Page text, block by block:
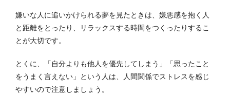
嫌いな人に追いかけられる夢を見たときは、嫌悪感を抱く人
と距離をとったり、リラックスする時間をつくったりするこ
とが大切です。
とくに、「自分よりも他人を優先してしまう」「思ったこと
をうまく言えない」という人は、人間関係でストレスを感じ
やすいので注意しましょう。